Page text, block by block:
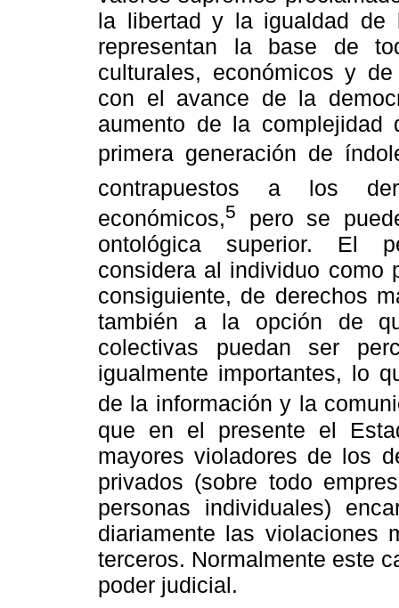
la libertad y la igualdad de
representan la base de
culturales, económicos y
con el avance de la
aumento de la complejidad
primera generación de
contrapuestos a los
económicos,5
pero se
ontológica superior. El
considera al individuo como
consiguiente, de derechos
también a la opción de
colectivas puedan ser
igualmente importantes, lo
de la información y la
que en el presente el
mayores violadores de los
privados (sobre todo
personas individuales)
diariamente las violaciones
terceros. Normalmente este
poder judicial.